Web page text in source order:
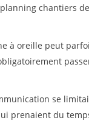
chantiers
à oreille peut
se
prenaient du